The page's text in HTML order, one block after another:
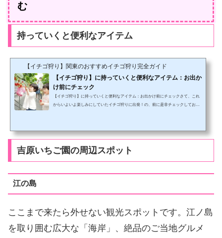
む
持っていくと便利なアイテム
【イチゴ狩り】関東のおすすめイチゴ狩り完全ガイド
【イチゴ狩り】に持っていくと便利なアイテム：お出か
け前にチェック
【イチゴ狩り】に持っていくと便利なアイテム：お出かけ前にチェックさて、これ
からいよいよ楽しみにしていたイチゴ狩りに出発！の、前に是非チェックしておい
チェックをしてから出かけましょう。それでは早速順番に紹介していきましょう。
両手が自由になるリュックが便利イチゴ狩りの基本は、両手をできるだけあけてお
くこと。すなわち荷物は邪魔になります。ですから、両手...
吉原いちご園の周辺スポット
江の島
ここまで来たら外せない観光スポットです。江ノ島
を取り囲む広大な「海岸」、絶品のご当地グルメ